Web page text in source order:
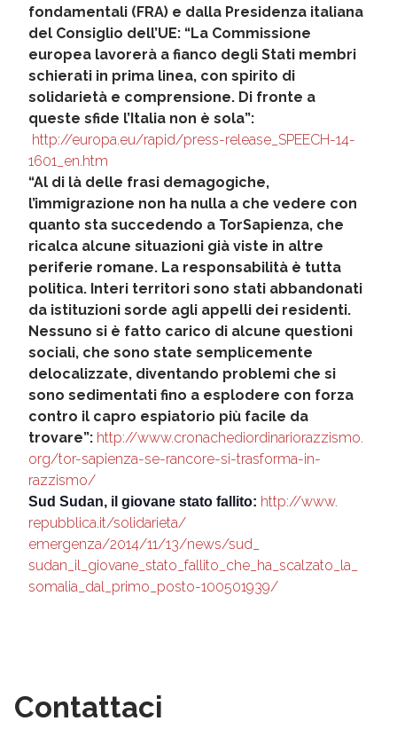
fondamentali (FRA) e dalla Presidenza italiana
del Consiglio dell’UE: “La Commissione
europea lavorerà a fianco degli Stati membri
schierati in prima linea, con spirito di
solidarietà e comprensione. Di fronte a
queste sfide l’Italia non è sola”:
http://europa.eu/rapid/press-release_SPEECH-14-
1601_ en.htm
“Al di là delle frasi demagogiche,
l’immigrazione non ha nulla a che vedere con
quanto sta succedendo a TorSapienza, che
ricalca alcune situazioni già viste in altre
periferie romane. La responsabilità è tutta
politica. Interi territori sono stati abbandonati
da istituzioni sorde agli appelli dei residenti.
Nessuno si è fatto carico di alcune questioni
sociali, che sono state semplicemente
delocalizzate, diventando problemi che si
sono sedimentati fino a esplodere con forza
contro il capro espiatorio più facile da
trovare”: http://www.cronachediordinariorazzismo.
org/tor-sapienza-se-rancore-si-trasforma-in-
razzismo/
Sud Sudan, il giovane stato fallito: http://www.
repubblica.it/solidarieta/
emergenza/2014/11/13/news/sud_
sudan_il_giovane_stato_ fallito_che_ha_scalzato_la_
somalia_dal_primo_posto-100501939/
Contattaci